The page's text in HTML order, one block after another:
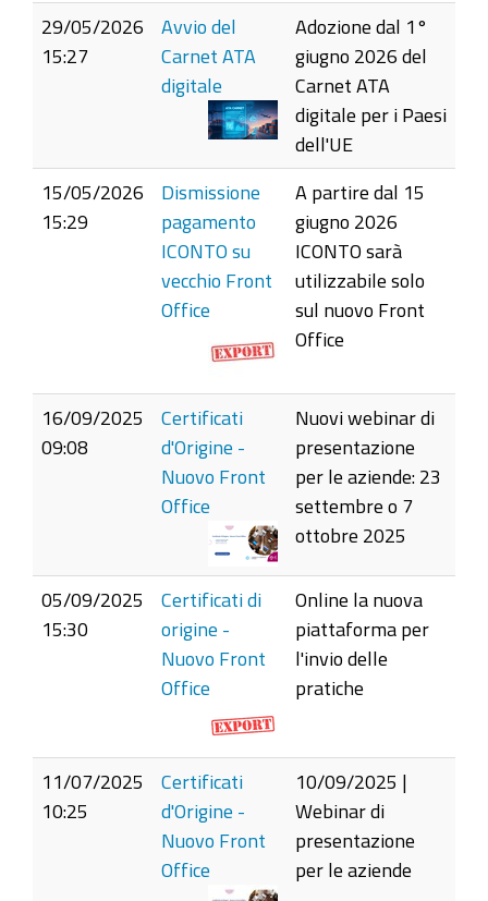
29/05/2026
15:27
Avvio del
Carnet ATA
digitale
Adozione dal 1°
giugno 2026 del
Carnet ATA
digitale per i Paesi
dell'UE
15/05/2026
15:29
Dismissione
pagamento
ICONTO su
vecchio Front
Office
A partire dal 15
giugno 2026
ICONTO sarà
utilizzabile solo
sul nuovo Front
Office
16/09/2025
09:08
Certificati
d'Origine -
Nuovo Front
Office
Nuovi webinar di
presentazione
per le aziende: 23
settembre o 7
ottobre 2025
05/09/2025
15:30
Certificati di
origine -
Nuovo Front
Office
Online la nuova
piattaforma per
l'invio delle
pratiche
11/07/2025
10:25
Certificati
d'Origine -
Nuovo Front
Office
10/09/2025 |
Webinar di
presentazione
per le aziende